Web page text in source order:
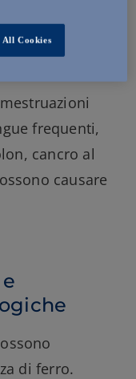
frequenti,
cancro al
causare
di ferro.
All Cookies